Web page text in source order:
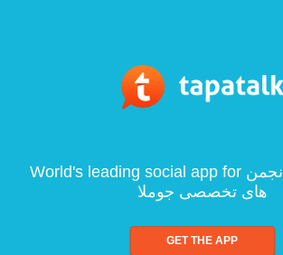
World's leading social app for پارس جوم :: انجمن
های تخصصی جوملا
GET THE APP